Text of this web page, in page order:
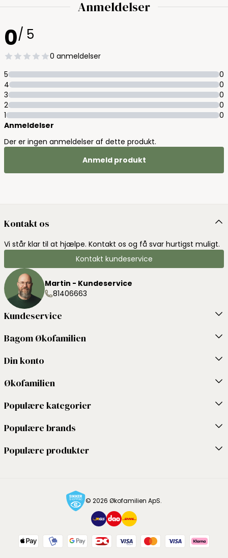
Anmeldelser
0/ 5
0 anmeldelser
5
0
4
0
3
0
2
0
1
0
Anmeldelser
Der er ingen anmeldelser af dette produkt.
Anmeld produkt
Kontakt os
Vi står klar til at hjælpe. Kontakt os og få svar hurtigst muligt.
Kontakt kundeservice
Martin - Kundeservice
81406663
Kundeservice
Bagom Økofamilien
Din konto
Økofamilien
Populære kategorier
Populære brands
Populære produkter
© 2026 Økofamilien ApS.